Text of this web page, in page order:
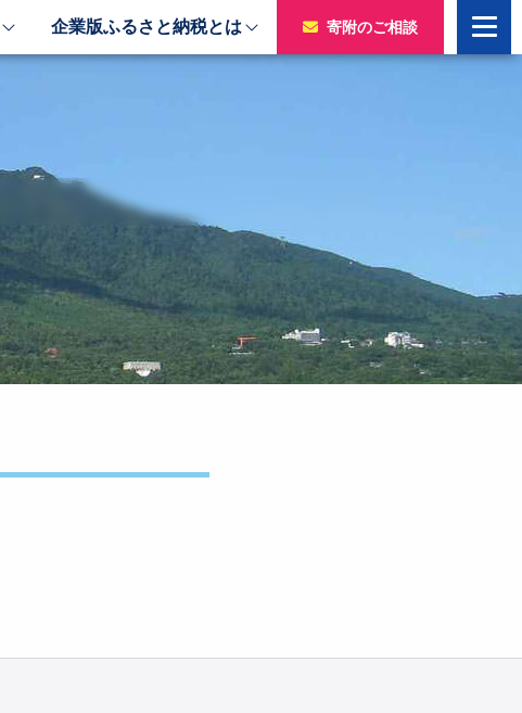
企業版ふるさと納税とは 寄附のご相談
寄附をいただいた企業様
令和3年度寄附企業一覧
令和2年度寄附企業一覧